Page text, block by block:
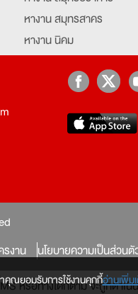
คุณยอมรับการใช้งานคุกกี้อ่านเพิ่ม
หางาน สมุทรสาคร
หางาน นิคม
หางานอยุธยา
รงาน นโยบายความเป็นส่วนตั
หรือทางใดก็ตาม จะถูก